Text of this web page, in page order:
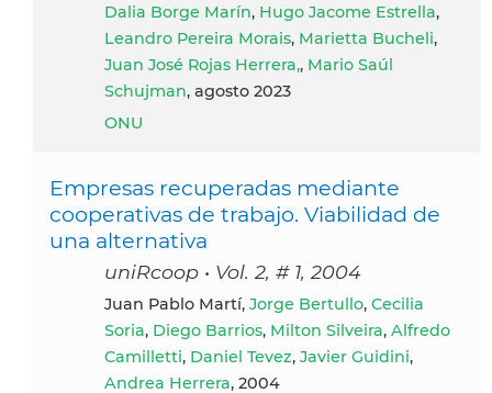
Dalia Borge Marín, Hugo Jacome Estrella,
Leandro Pereira Morais, Marietta Bucheli,
Juan José Rojas Herrera,, Mario Saúl
Schujman, agosto 2023
ONU
Empresas recuperadas mediante
cooperativas de trabajo. Viabilidad de
una alternativa
uniRcoop • Vol. 2, # 1, 2004
Juan Pablo Martí, Jorge Bertullo, Cecilia
Soria, Diego Barrios, Milton Silveira, Alfredo
Camilletti, Daniel Tevez, Javier Guidini,
Andrea Herrera, 2004